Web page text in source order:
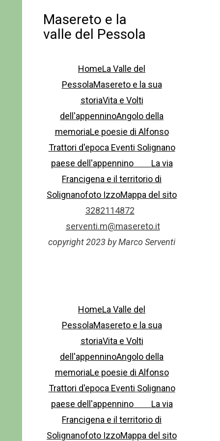
Masereto e la
valle del Pessola
HomeLa Valle del
PessolaMasereto e la sua
storiaVita e Volti
dell'appenninoAngolo della
memoriaLe poesie di Alfonso
Trattori d'epoca Eventi Solignano
paese dell'appennino
La via
Francigena e il territorio di
Solignanofoto IzzoMappa del sito
HomeLa Valle del
PessolaMasereto e la sua
storiaVita e Volti
dell'appenninoAngolo della
memoriaLe poesie di Alfonso
Trattori d'epoca Eventi Solignano
paese dell'appennino
La via
Francigena e il territorio di
Solignanofoto IzzoMappa del sito
3282114872
serventi.m@masereto.it
copyright 2023 by Marco Serventi